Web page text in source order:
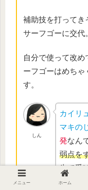
補助技を打ってき
サーフゴーに交代
自分で使って改
ーフゴーはめちゃ
す。
しん
カイリ
マキの
発なん
弱点を
生で受
メニュー ホーム